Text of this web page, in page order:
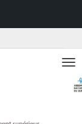
Activer/